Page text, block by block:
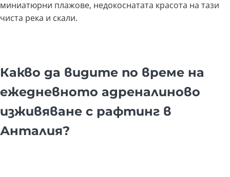
миниатюрни плажове, недокоснатата красота на тази
чиста река и скали.
Какво да видите по време на
ежедневното адреналиново
изживяване с рафтинг в
Анталия?